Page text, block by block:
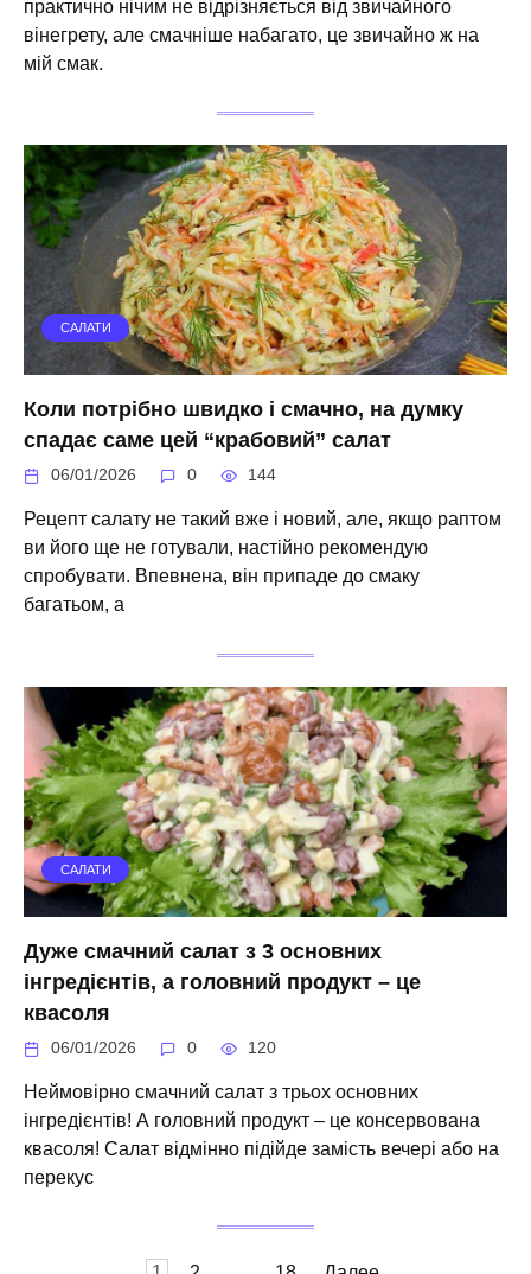
практично нічим не відрізняється від звичайного
вінегрету, але смачніше набагато, це звичайно ж на
мій смак.
САЛАТИ
Коли потрібно швидко і смачно, на думку
спадає саме цей “крабовий” салат
06/01/2026 0 144
Рецепт салату не такий вже і новий, але, якщо раптом
ви його ще не готували, настійно рекомендую
спробувати. Впевнена, він припаде до смаку
багатьом, а
САЛАТИ
Дуже смачний салат з 3 основних
інгредієнтів, а головний продукт – це
квасоля
06/01/2026 0 120
Неймовірно смачний салат з трьох основних
інгредієнтів! А головний продукт – це консервована
квасоля! Салат відмінно підійде замість вечері або на
перекус